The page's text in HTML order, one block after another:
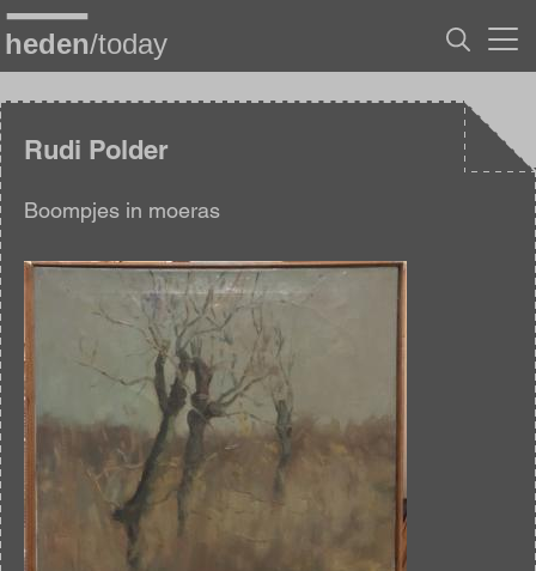
Overslaan
en
naar
inhoud
gaanRudi Polder
Boompjes in moeras
Afbeelding